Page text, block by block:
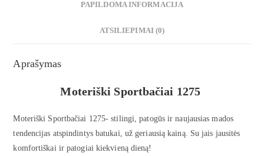
PAPILDOMA INFORMACIJA
ATSILIEPIMAI (0)
Aprašymas
Moteriški Sportbačiai 1275
Moteriški Sportbačiai 1275- stilingi, patogūs ir naujausias mados
tendencijas atspindintys batukai, už geriausią kainą. Su jais jausitės
komfortiškai ir patogiai kiekvieną dieną!